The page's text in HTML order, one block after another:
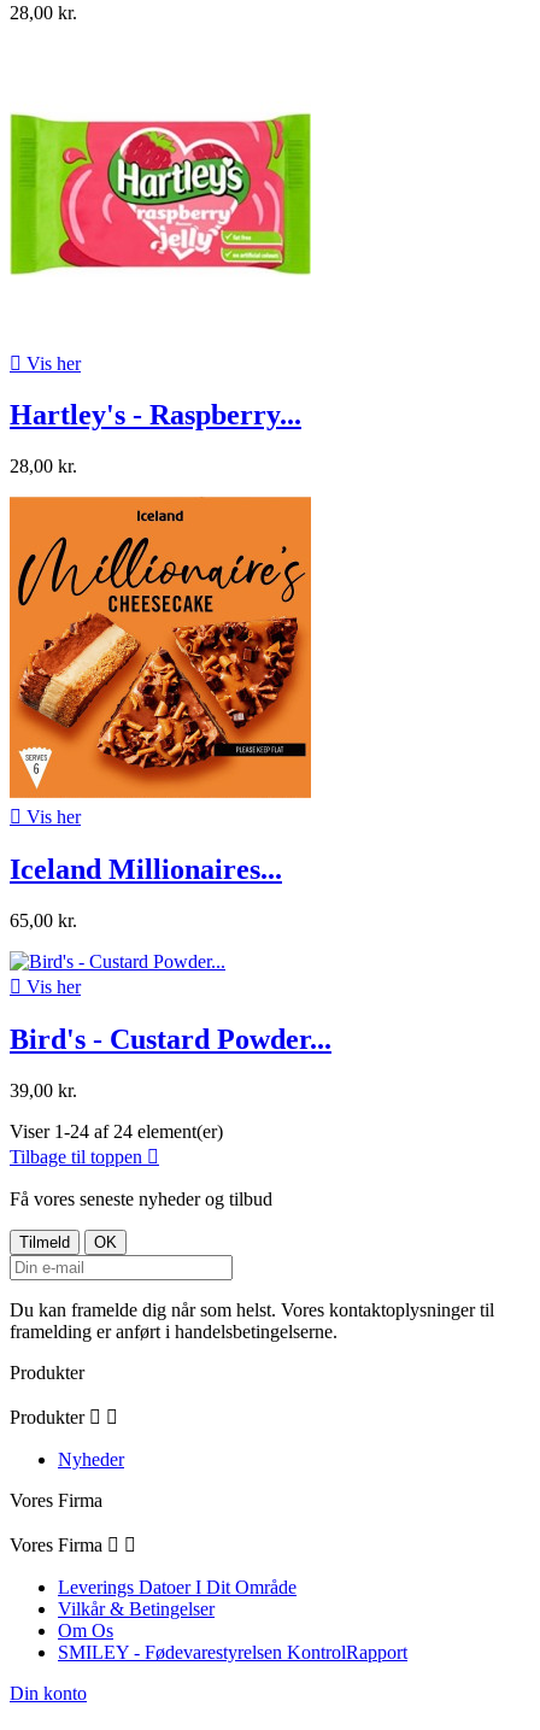
28,00 kr.
 Vis her
Hartley's - Raspberry...
28,00 kr.
 Vis her
Iceland Millionaires...
65,00 kr.
 Vis her
Bird's - Custard Powder...
39,00 kr.
Viser 1-24 af 24 element(er)
Tilbage til toppen 
Få vores seneste nyheder og tilbud
Du kan framelde dig når som helst. Vores kontaktoplysninger til
framelding er anført i handelsbetingelserne.
Produkter
Produkter  
Nyheder
Vores Firma
Vores Firma  
Leverings Datoer I Dit Område
Vilkår & Betingelser
Om Os
SMILEY - Fødevarestyrelsen KontrolRapport
Din konto